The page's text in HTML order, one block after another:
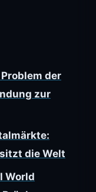
der
zur
die Welt
World